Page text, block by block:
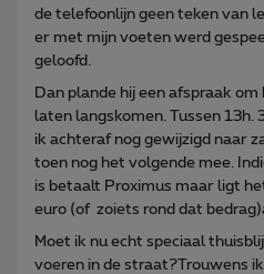
de telefoonlijn geen teken van
er met mijn voeten werd
geloofd.
Dan plande hij een afspraak
laten langskomen. Tussen 13h.
ik achteraf nog gewijzigd naar
toen nog het volgende mee.
is betaalt Proximus maar ligt
euro (of zoiets rond dat
Moet ik nu echt speciaal
voeren in de straat?Trouwens